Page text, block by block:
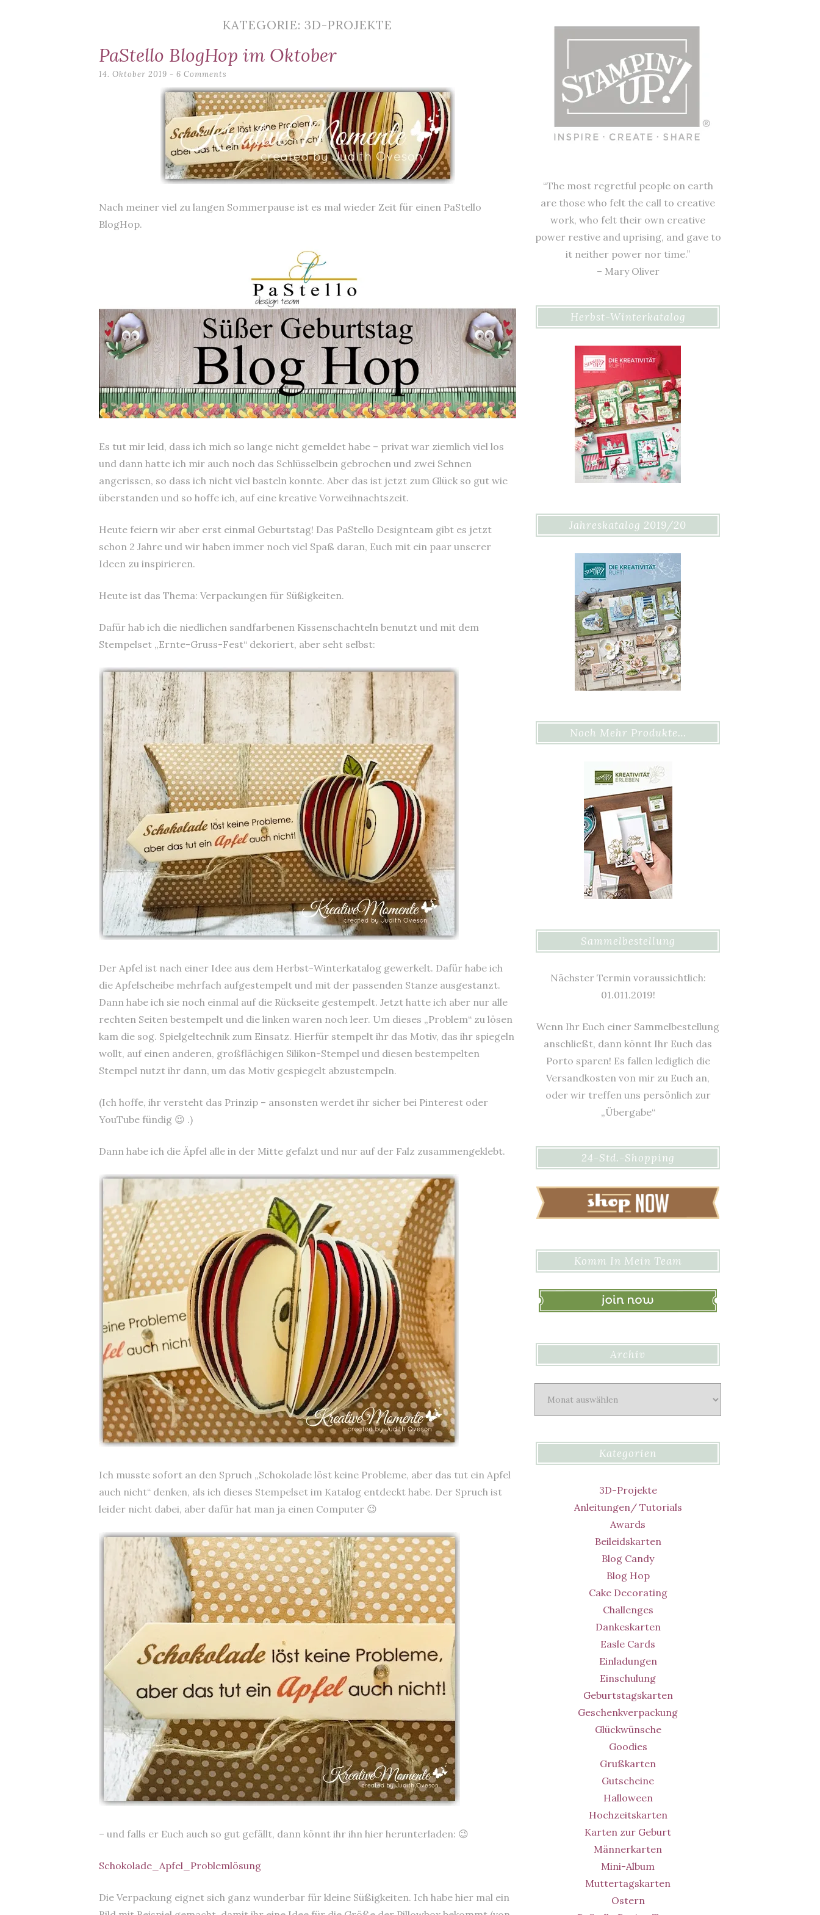
KATEGORIE: 3D-PROJEKTE
PaStello BlogHop im Oktober
14. Oktober 2019 6 Comments
Nach meiner viel zu langen Sommerpause ist es mal wieder Zeit für einen PaStello
BlogHop.
Es tut mir leid, dass ich mich so lange nicht gemeldet habe – privat war ziemlich viel los
und dann hatte ich mir auch noch das Schlüsselbein gebrochen und zwei Sehnen
angerissen, so dass ich nicht viel basteln konnte. Aber das ist jetzt zum Glück so gut wie
überstanden und so hoffe ich, auf eine kreative Vorweihnachtszeit.
Heute feiern wir aber erst einmal Geburtstag! Das PaStello Designteam gibt es jetzt
schon 2 Jahre und wir haben immer noch viel Spaß daran, Euch mit ein paar unserer
Ideen zu inspirieren.
Heute ist das Thema: Verpackungen für Süßigkeiten.
Dafür hab ich die niedlichen sandfarbenen Kissenschachteln benutzt und mit dem
Stempelset „Ernte-Gruss-Fest“ dekoriert, aber seht selbst:
Der Apfel ist nach einer Idee aus dem Herbst-Winterkatalog gewerkelt. Dafür habe ich
die Apfelscheibe mehrfach aufgestempelt und mit der passenden Stanze ausgestanzt.
Dann habe ich sie noch einmal auf die Rückseite gestempelt. Jetzt hatte ich aber nur alle
rechten Seiten bestempelt und die linken waren noch leer. Um dieses „Problem“ zu lösen
kam die sog. Spielgeltechnik zum Einsatz. Hierfür stempelt ihr das Motiv, das ihr spiegeln
wollt, auf einen anderen, großflächigen Silikon-Stempel und diesen bestempelten
Stempel nutzt ihr dann, um das Motiv gespiegelt abzustempeln.
(Ich hoffe, ihr versteht das Prinzip – ansonsten werdet ihr sicher bei Pinterest oder
YouTube fündig 😉 .)
Dann habe ich die Äpfel alle in der Mitte gefalzt und nur auf der Falz zusammengeklebt.
Ich musste sofort an den Spruch „Schokolade löst keine Probleme, aber das tut ein Apfel
auch nicht“ denken, als ich dieses Stempelset im Katalog entdeckt habe. Der Spruch ist
leider nicht dabei, aber dafür hat man ja einen Computer 😉
– und falls er Euch auch so gut gefällt, dann könnt ihr ihn hier herunterladen: 😉
Schokolade_Apfel_Problemlösung
Die Verpackung eignet sich ganz wunderbar für kleine Süßigkeiten. Ich habe hier mal ein
“The most regretful people on earth
are those who felt the call to creative
work, who felt their own creative
power restive and uprising, and gave to
it neither power nor time.”
– Mary Oliver
Herbst-Winterkatalog
Jahreskatalog 2019/20
Noch Mehr Produkte…
Sammelbestellung
Nächster Termin voraussichtlich:
01.011.2019!
Wenn Ihr Euch einer Sammelbestellung
anschließt, dann könnt Ihr Euch das
Porto sparen! Es fallen lediglich die
Versandkosten von mir zu Euch an,
oder wir treffen uns persönlich zur
„Übergabe“
24-Std.-Shopping
Komm In Mein Team
Archiv
Kategorien
3D-Projekte
Anleitungen/ Tutorials
Awards
Beileidskarten
Blog Candy
Blog Hop
Cake Decorating
Challenges
Dankeskarten
Easle Cards
Einladungen
Einschulung
Geburtstagskarten
Geschenkverpackung
Glückwünsche
Goodies
Grußkarten
Gutscheine
Halloween
Hochzeitskarten
Karten zur Geburt
Männerkarten
Mini-Album
Muttertagskarten
Ostern